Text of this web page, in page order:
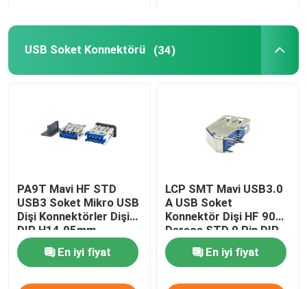
USB Soket Konnektörü (34)
PA9T Mavi HF STD
USB3 Soket Mikro USB
Dişi Konnektörler Dişi
DIP H14.95mm
En iyi fiyat
LCP SMT Mavi USB3.0
A USB Soket
Konnektör Dişi HF 90
Derece STD 9 Pin DIP
En iyi fiyat